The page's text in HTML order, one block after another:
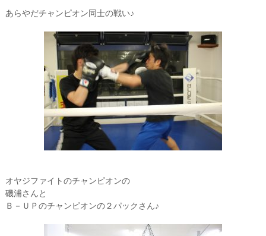
あらやだチャンピオン同士の戦い♪
オヤジファイトのチャンピオンの
磯浦さんと
Ｂ－ＵＰのチャンピオンの２パックさん♪